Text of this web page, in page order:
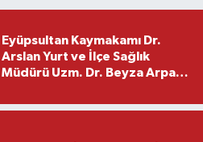
Eyüpsultan Kaymakamı Dr.
Arslan Yurt ve İlçe Sağlık
Müdürü Uzm. Dr. Beyza Arpacı
Ziyareti